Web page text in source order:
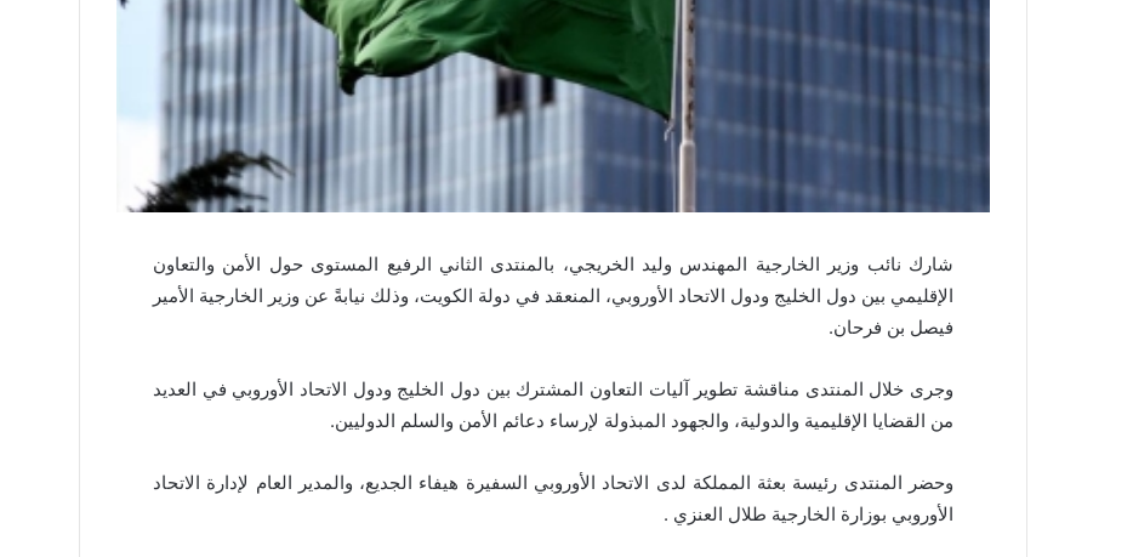
شارك نائب وزير الخارجية المهندس وليد الخريجي، بالمنتدى الثاني الرفيع المستوى حول الأمن والتعاون
الإقليمي بين دول الخليج ودول الاتحاد الأوروبي، المنعقد في دولة الكويت، وذلك نيابةً عن وزير الخارجية الأمير
فيصل بن فرحان.
وجرى خلال المنتدى مناقشة تطوير آليات التعاون المشترك بين دول الخليج ودول الاتحاد الأوروبي في العديد
من القضايا الإقليمية والدولية، والجهود المبذولة لإرساء دعائم الأمن والسلم الدوليين.
وحضر المنتدى رئيسة بعثة المملكة لدى الاتحاد الأوروبي السفيرة هيفاء الجديع، والمدير العام لإدارة الاتحاد
الأوروبي بوزارة الخارجية طلال العنزي .